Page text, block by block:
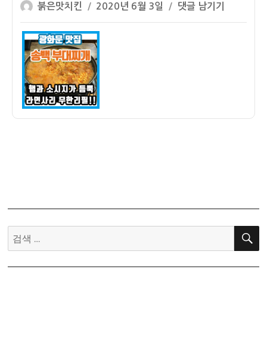
글
쓴
이
붉은맛치킨
작
성
일
자
2020년 6월 3일
[광
화
댓글 남기기
검
색:
검